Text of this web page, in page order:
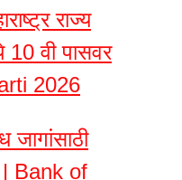
राज्य
वी पासवर
2026
| Bank of